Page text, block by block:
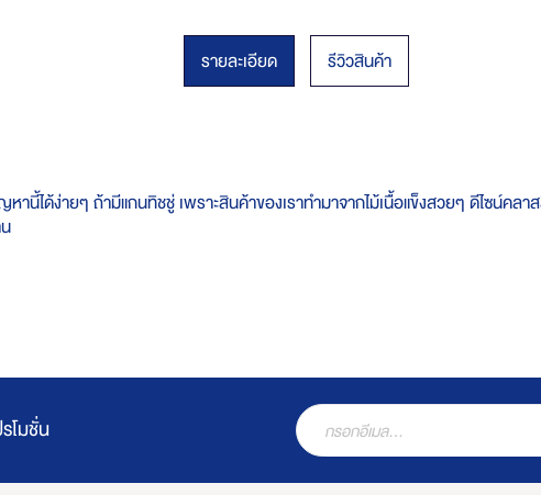
รายละเอียด
านี้ได้ง่ายๆ ถ้ามีแกนทิชชู่ เพราะสินค้าของเราทำมาจากไม้เนื้อแข็งสวยๆ ดีไซน์ค
รีวิวสินค้า
โมชั่น